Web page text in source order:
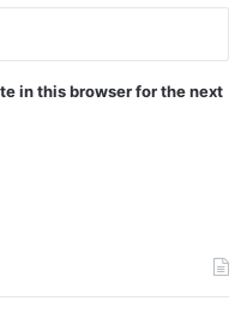
in this browser for the next